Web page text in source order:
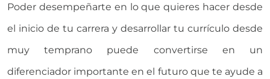
Poder desempeñarte en lo que quieres hacer desde
el inicio de tu carrera y desarrollar tu currículo desde
muy temprano puede convertirse en un
diferenciador importante en el futuro que te ayude a